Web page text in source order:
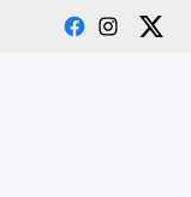
Facebook
Instagram
X